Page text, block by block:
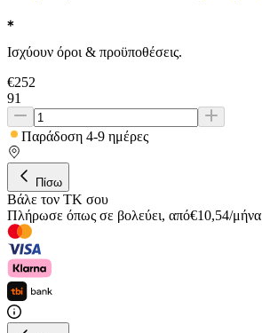
Ισχύουν όροι & προϋποθέσεις.
€252
91
Παράδοση 4-9 ημέρες
Πίσω
Βάλε τον ΤΚ σου
Πλήρωσε όπως σε βολεύει, από€10,54/μήνα